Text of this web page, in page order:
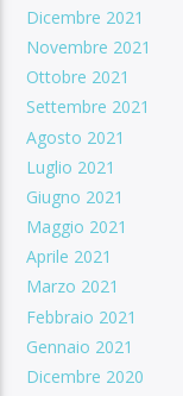
Dicembre 2021
Novembre 2021
Ottobre 2021
Settembre 2021
Agosto 2021
Luglio 2021
Giugno 2021
Maggio 2021
Aprile 2021
Marzo 2021
Febbraio 2021
Gennaio 2021
Dicembre 2020